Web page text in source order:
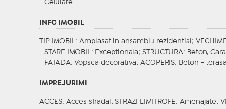
Celulare
INFO IMOBIL
TIP IMOBIL : Amplasat in ansamblu rezidential;
STARE IMOBIL
: Exceptionala; STRUCTURA: Beton,
FATADA: Vopsea decorativa; ACOPERIS: Beton -
IMPREJURIMI
ACCES: Acces stradal; STRAZI LIMITROFE : Amenajate;